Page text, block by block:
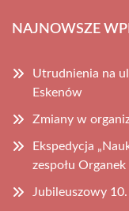
NAJNOWSZE
Utrudnienia na
Eskenów
Zmiany w
Ekspedycja
zespołu Organek
Jubileuszowy